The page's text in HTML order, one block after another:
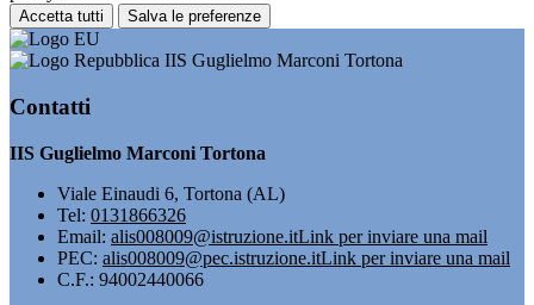
Accetta tutti Salva le preferenze
IIS Guglielmo Marconi Tortona
Contatti
IIS Guglielmo Marconi Tortona
Viale Einaudi 6, Tortona (AL)
Tel: 0131866326
Email: alis008009@istruzione.itLink per inviare una mail
PEC: alis008009@pec.istruzione.itLink per inviare una mail
C.F.: 94002440066